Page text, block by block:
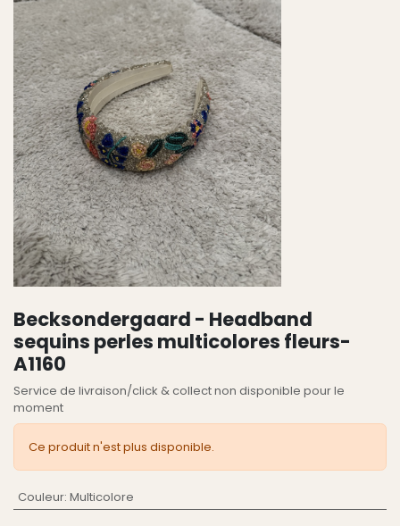
Becksondergaard - Headband
sequins perles multicolores fleurs-
A1160
Service de livraison/click & collect non disponible pour le
moment
Ce produit n'est plus disponible.
Couleur: Multicolore